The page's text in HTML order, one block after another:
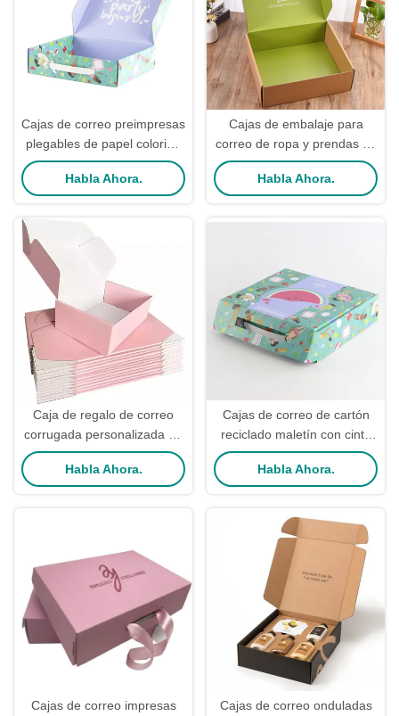
Cajas de correo preimpresas
plegables de papel colorido
Cajas de correo de cartón
corrugado para vestidos
Habla Ahora.
Cajas de embalaje para
correo de ropa y prendas de
vestir de cartón ecológico
Habla Ahora.
Caja de regalo de correo
corrugada personalizada de
cartón de revestimiento de
tipo de cartón Cajas de auto-
Habla Ahora.
Cajas de correo de cartón
reciclado maletín con cinta
de mango Cajas de correo
impresas ecológicas
Habla Ahora.
Cajas de correo impresas
Cajas de correo onduladas